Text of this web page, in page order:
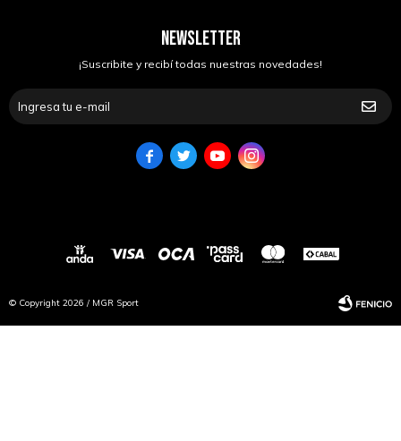
NEWSLETTER
¡Suscribite y recibí todas nuestras novedades!
   
© Copyright 2026 / MGR Sport